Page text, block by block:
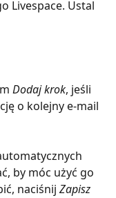
Livespace. Ustal
Dodaj krok, jeśli
o kolejny e-mail
by móc użyć go
naciśnij Zapisz